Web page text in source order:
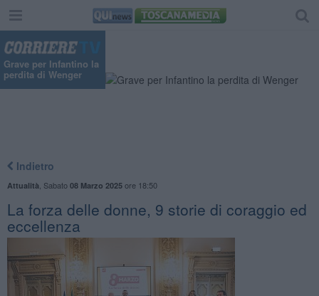
Grave per Infantino la
perdita di Wenger
Indietro
Attualità Sabato 08 Marzo 2025ore 18:50
La forza delle donne, 9 storie di coraggio ed
eccellenza